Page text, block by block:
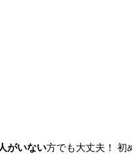
がいない方でも大丈夫！ 初